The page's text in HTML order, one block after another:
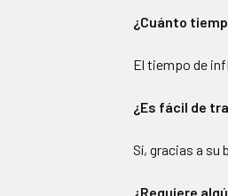
¿Cuánto
El tiempo de
¿Es fácil de
Sí, gracias a su
¿Requiere